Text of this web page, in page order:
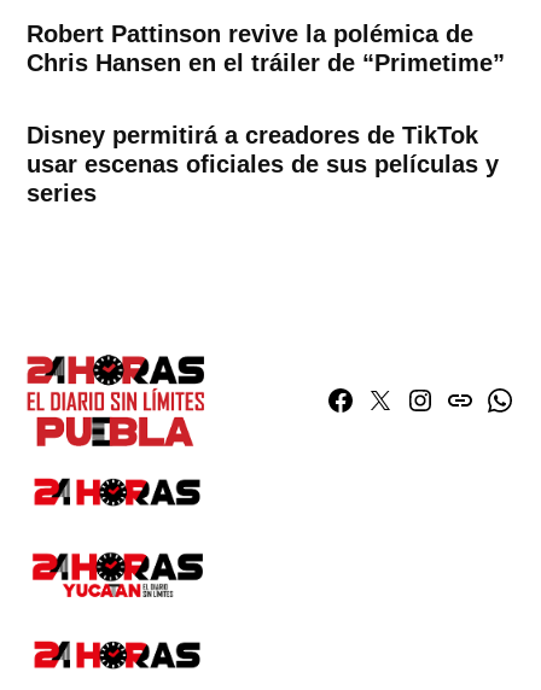
Robert Pattinson revive la polémica de
Chris Hansen en el tráiler de “Primetime”
Disney permitirá a creadores de TikTok
usar escenas oficiales de sus películas y
series
Facebook
TwitterInstagram
issuu